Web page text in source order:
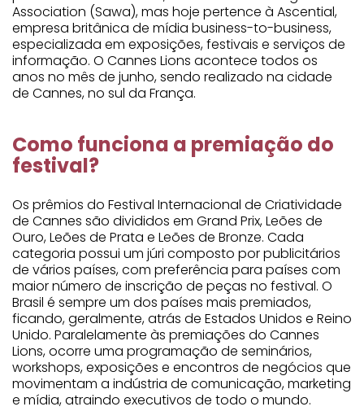
Association (Sawa), mas hoje pertence à Ascential,
empresa britânica de mídia business-to-business,
especializada em exposições, festivais e serviços de
informação. O Cannes Lions acontece todos os
anos no mês de junho, sendo realizado na cidade
de Cannes, no sul da França.
Como funciona a premiação do
festival?
Os prêmios do Festival Internacional de Criatividade
de Cannes são divididos em Grand Prix, Leões de
Ouro, Leões de Prata e Leões de Bronze. Cada
categoria possui um júri composto por publicitários
de vários países, com preferência para países com
maior número de inscrição de peças no festival. O
Brasil é sempre um dos países mais premiados,
ficando, geralmente, atrás de Estados Unidos e Reino
Unido. Paralelamente às premiações do Cannes
Lions, ocorre uma programação de seminários,
workshops, exposições e encontros de negócios que
movimentam a indústria de comunicação, marketing
e mídia, atraindo executivos de todo o mundo.